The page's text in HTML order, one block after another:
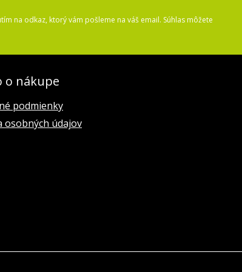
na odkaz, ktorý vám pošleme na váš email. Súhlas môžete
o nákupe
podmienky
osobných údajov